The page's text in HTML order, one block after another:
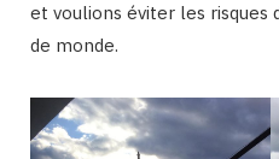
et voulions éviter les risques
de monde.